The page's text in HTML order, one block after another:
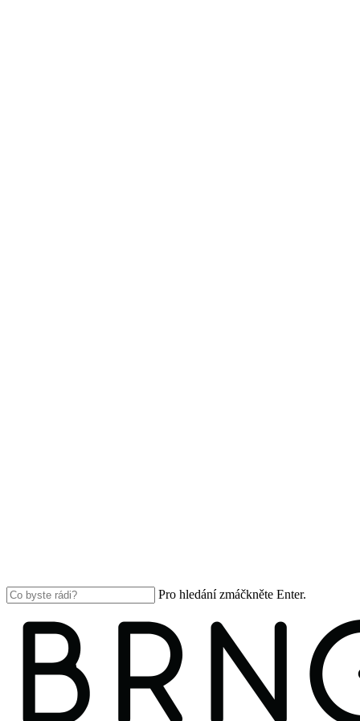
Pro hledání zmáčkněte Enter.
Search